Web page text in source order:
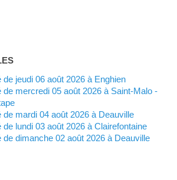
de jeudi 06 août 2026 à Enghien
de mardi 04 août 2026 à Deauville
de lundi 03 août 2026 à Clairefontaine
de dimanche 02 août 2026 à Deauville